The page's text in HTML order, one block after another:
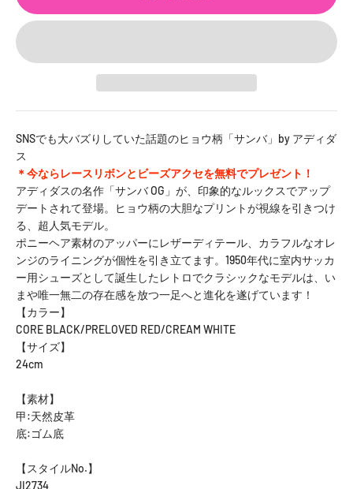
SNSでも大バズりしていた話題のヒョウ柄「サンバ」by アディダ
ス
＊今ならレースリボンとビーズアクセを無料でプレゼント！
アディダスの名作「サンバ OG」が、印象的なルックスでアップ
デートされて登場。ヒョウ柄の大胆なプリントが視線を引きつけ
る、超人気モデル。
ポニーヘア素材のアッパーにレザーディテール、カラフルなオレ
ンジのライニングが個性を引き立てます。1950年代に室内サッカ
ー用シューズとして誕生したレトロでクラシックなモデルは、い
まや唯一無二の存在感を放つ一足へと進化を遂げています！
【カラー】
CORE BLACK/PRELOVED RED/CREAM WHITE
【サイズ】
24cm
【素材】
甲:天然皮革
底:ゴム底
【スタイルNo.】
JI2734